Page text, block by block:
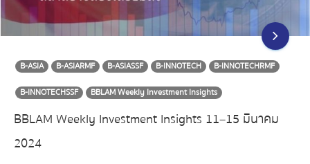
B-ASIA B-ASIARMF B-ASIASSF B-INNOTECH
B-INNOTECHRMF
B-INNOTECHSSF
BBLAM Weekly Investment Insights
BBLAM Weekly Investment Insights 11–15 มีนาคม
2024